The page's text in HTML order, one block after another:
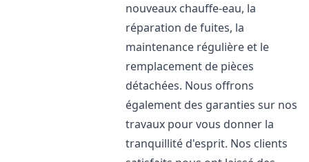
nouveaux chauffe-eau, la
réparation de fuites, la
maintenance régulière et le
remplacement de pièces
détachées. Nous offrons
également des garanties sur nos
travaux pour vous donner la
tranquillité d'esprit. Nos clients